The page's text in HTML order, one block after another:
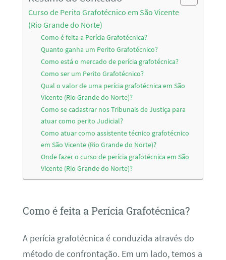
Curso de Perito Grafotécnico em São Vicente
(Rio Grande do Norte)
Como é feita a Perícia Grafotécnica?
Quanto ganha um Perito Grafotécnico?
Como está o mercado de perícia grafotécnica?
Como ser um Perito Grafotécnico?
Qual o valor de uma perícia grafotécnica em São
Vicente (Rio Grande do Norte)?
Como se cadastrar nos Tribunais de Justiça para
atuar como perito Judicial?
Como atuar como assistente técnico grafotécnico
em São Vicente (Rio Grande do Norte)?
Onde fazer o curso de perícia grafotécnica em São
Vicente (Rio Grande do Norte)?
Como é feita a Perícia Grafotécnica?
A perícia grafotécnica é conduzida através do
método de confrontação. Em um lado, temos a